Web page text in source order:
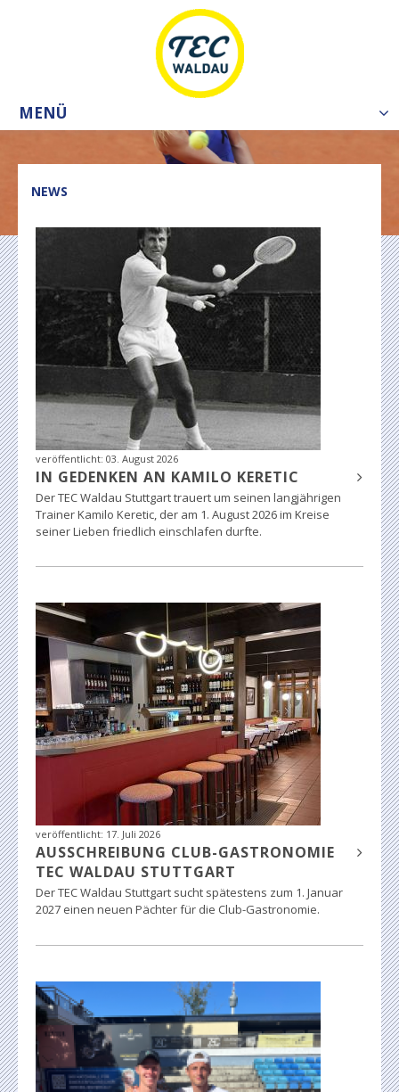
MENÜ
NEWS
veröffentlicht: 03. August 2026
IN GEDENKEN AN KAMILO KERETIC
Der TEC Waldau Stuttgart trauert um seinen langjährigen
Trainer Kamilo Keretic, der am 1. August 2026 im Kreise
seiner Lieben friedlich einschlafen durfte.
veröffentlicht: 17. Juli 2026
AUSSCHREIBUNG CLUB-GASTRONOMIE
TEC WALDAU STUTTGART
Der TEC Waldau Stuttgart sucht spätestens zum 1. Januar
2027 einen neuen Pächter für die Club-Gastronomie.